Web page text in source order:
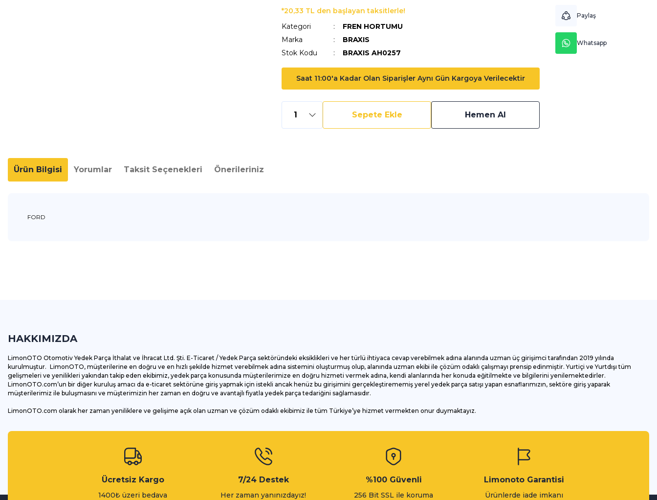
*20,33 TL den başlayan taksitlerle!
Kategori
FREN HORTUMU
Marka
BRAXIS
Stok Kodu
BRAXIS AH0257
Saat 11:00'a Kadar Olan Siparişler Aynı Gün Kargoya Verilecektir
Sepete Ekle Hemen Al
Paylaş
Whatsapp
Ürün Bilgisi Yorumlar Taksit Seçenekleri Önerileriniz
FORD
Ürün bilgilerinde hatalar bulunuyor.
Bu ürüne benzer farklı alternatifler olmalı.
Gönder
HAKKIMIZDA
LimonOTO Otomotiv Yedek Parça İthalat ve İhracat Ltd. Şti. E-Ticaret / Yedek Parça sektöründeki eksiklikleri ve her türlü ihtiyaca cevap verebilmek adına alanında uzman üç girişimci tarafından 2019 yılında
kurulmuştur. LimonOTO, müşterilerine en doğru ve en hızlı şekilde hizmet verebilmek adına sistemini oluşturmuş olup, alanında uzman ekibi ile çözüm odaklı çalışmayı prensip edinmiştir. Yurtiçi ve Yurtdışı tüm
gelişmeleri ve yenilikleri yakından takip eden ekibimiz, yedek parça konusunda müşterilerimize en doğru hizmeti vermek adına, kendi alanlarında her konuda eğitilmekte ve bilgilerini yenilemektedirler.
LimonOTO.com’un bir diğer kuruluş amacı da e-ticaret sektörüne giriş yapmak için istekli ancak henüz bu girişimini gerçekleştirememiş yerel yedek parça satışı yapan esnaflarımızın, sektöre giriş yaparak
müşterilerimiz ile buluşmasını ve müşterimizin her zaman en doğru ve avantajlı fiyatla yedek parça tedariğini sağlamasıdır.
LimonOTO.com olarak her zaman yeniliklere ve gelişime açık olan uzman ve çözüm odaklı ekibimiz ile tüm Türkiye’ye hizmet vermekten onur duymaktayız.
Ücretsiz Kargo
1400₺ üzeri bedava
7/24 Destek
Her zaman yanınızdayız!
%100 Güvenli
256 Bit SSL ile koruma
Limonoto Garantisi
Ürünlerde iade imkanı